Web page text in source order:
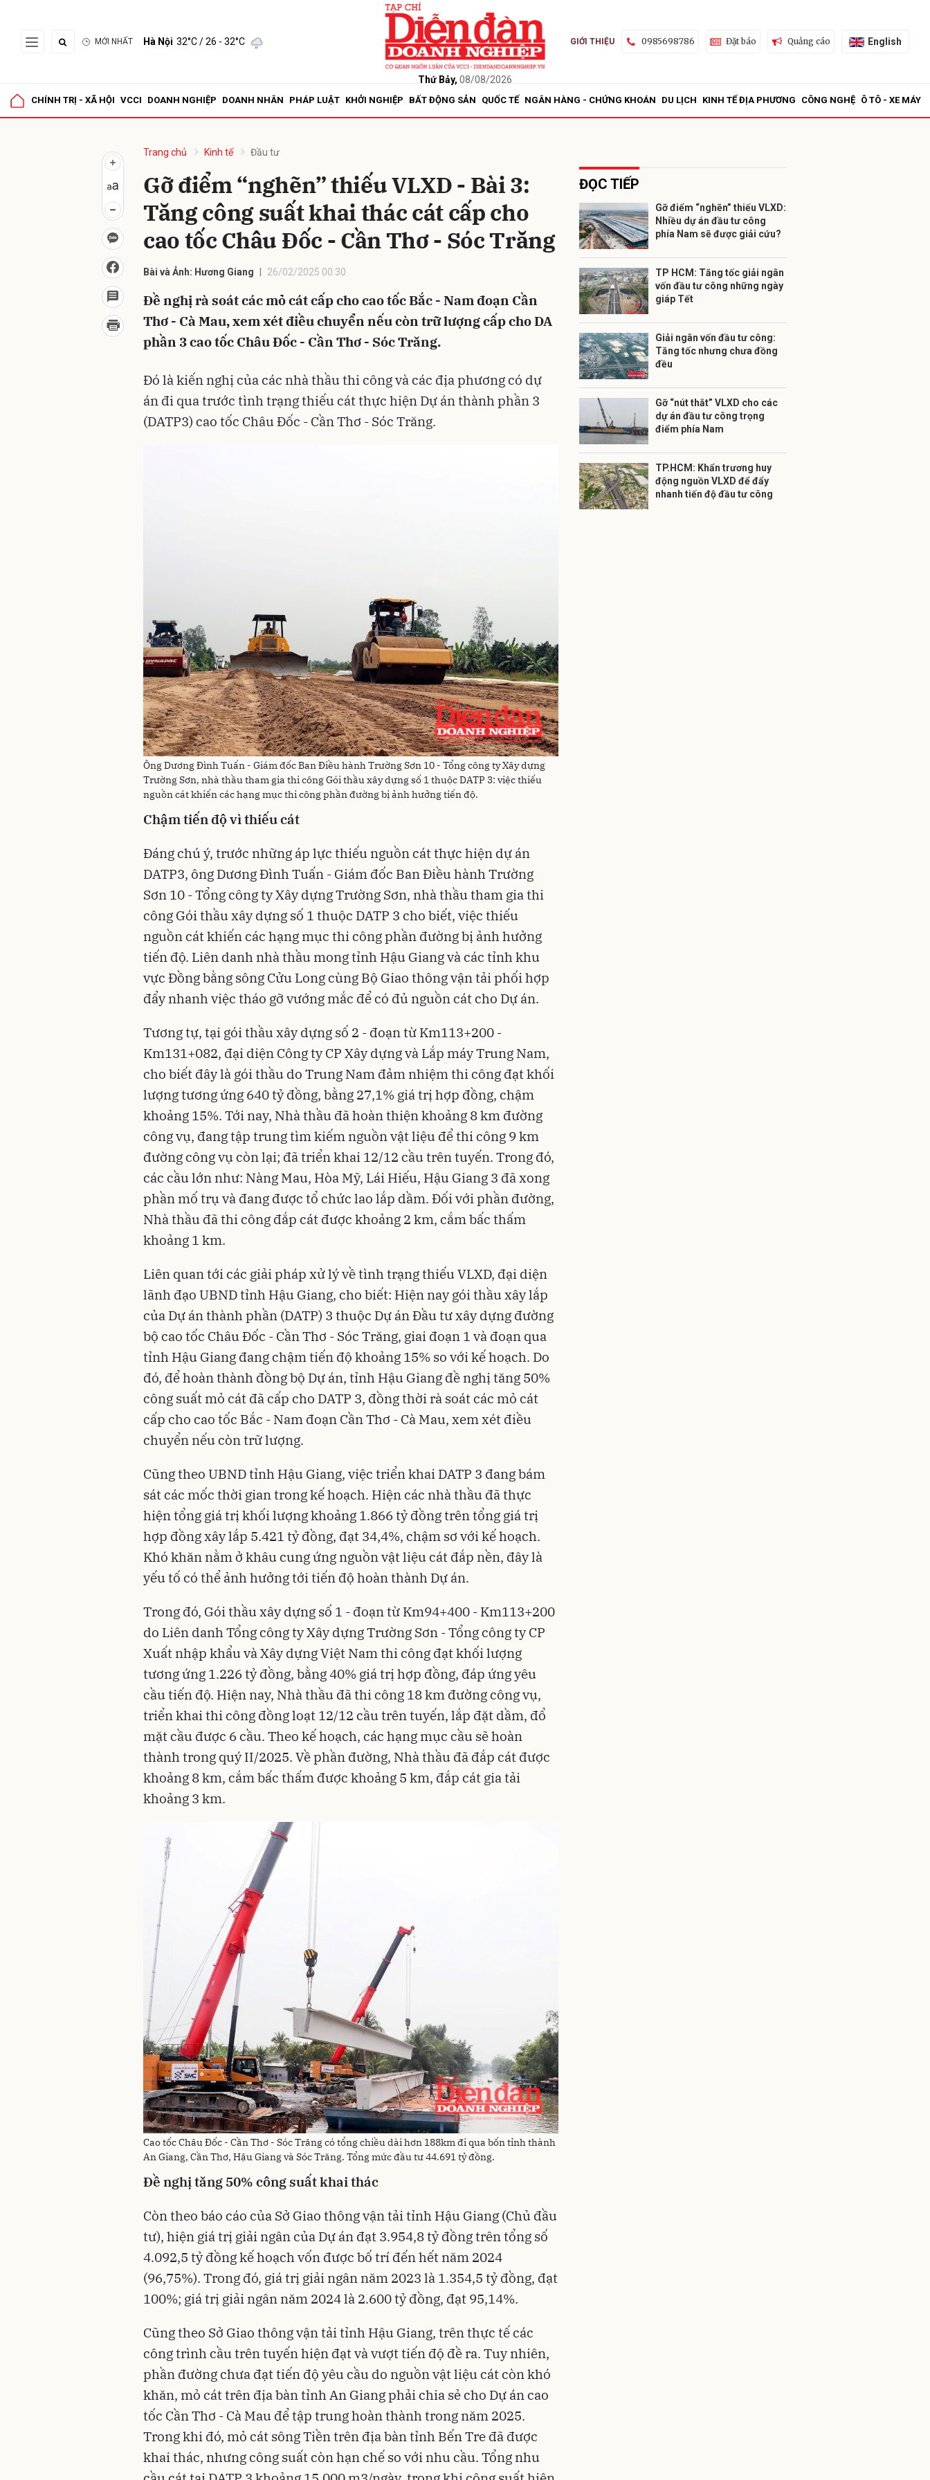
MỚI NHẤT Hà Nội 32°C/ 26 - 32°C
Thứ Bảy, 08/08/2026
GIỚI THIỆU 0985698786 Đặt báo Quảng cáo English
CHÍNH TRỊ - XÃ HỘI VCCI DOANH NGHIỆP DOANH NHÂN PHÁP LUẬT KHỞI NGHIỆP BẤT ĐỘNG SẢN QUỐC TẾ NGÂN HÀNG - CHỨNG KHOÁN DU LỊCH KINH TẾ ĐỊA PHƯƠNG CÔNG NGHỆ Ô TÔ - XE MÁY
Trang chủ Kinh tế Đầu tư
Gỡ điểm “nghẽn” thiếu VLXD - Bài 3:
Tăng công suất khai thác cát cấp cho
cao tốc Châu Đốc - Cần Thơ - Sóc Trăng
Bài và Ảnh: Hương Giang 26/02/2025 00:30
Đề nghị rà soát các mỏ cát cấp cho cao tốc Bắc - Nam đoạn Cần
Thơ - Cà Mau, xem xét điều chuyển nếu còn trữ lượng cấp cho DA
phần 3 cao tốc Châu Đốc - Cần Thơ - Sóc Trăng.
Đó là kiến nghị của các nhà thầu thi công và các địa phương có dự
án đi qua trước tình trạng thiếu cát thực hiện Dự án thành phần 3
(DATP3) cao tốc Châu Đốc - Cần Thơ - Sóc Trăng.
Ông Dương Đình Tuấn - Giám đốc Ban Điều hành Trường Sơn 10 - Tổng công ty Xây dựng
Trường Sơn, nhà thầu tham gia thi công Gói thầu xây dựng số 1 thuộc DATP 3: việc thiếu
nguồn cát khiến các hạng mục thi công phần đường bị ảnh hưởng tiến độ.
Chậm tiến độ vì thiếu cát
Đáng chú ý, trước những áp lực thiếu nguồn cát thực hiện dự án
DATP3, ông Dương Đình Tuấn - Giám đốc Ban Điều hành Trường
Sơn 10 - Tổng công ty Xây dựng Trường Sơn, nhà thầu tham gia thi
công Gói thầu xây dựng số 1 thuộc DATP 3 cho biết, việc thiếu
nguồn cát khiến các hạng mục thi công phần đường bị ảnh hưởng
tiến độ. Liên danh nhà thầu mong tỉnh Hậu Giang và các tỉnh khu
vực Đồng bằng sông Cửu Long cùng Bộ Giao thông vận tải phối hợp
đẩy nhanh việc tháo gỡ vướng mắc để có đủ nguồn cát cho Dự án.
Tương tự, tại gói thầu xây dựng số 2 - đoạn từ Km113+200 -
Km131+082, đại diện Công ty CP Xây dựng và Lắp máy Trung Nam,
cho biết đây là gói thầu do Trung Nam đảm nhiệm thi công đạt khối
lượng tương ứng 640 tỷ đồng, bằng 27,1% giá trị hợp đồng, chậm
khoảng 15%. Tới nay, Nhà thầu đã hoàn thiện khoảng 8 km đường
công vụ, đang tập trung tìm kiếm nguồn vật liệu để thi công 9 km
đường công vụ còn lại; đã triển khai 12/12 cầu trên tuyến. Trong đó,
các cầu lớn như: Nàng Mau, Hòa Mỹ, Lái Hiếu, Hậu Giang 3 đã xong
phần mố trụ và đang được tổ chức lao lắp dầm. Đối với phần đường,
Nhà thầu đã thi công đắp cát được khoảng 2 km, cắm bấc thấm
khoảng 1 km.
Liên quan tới các giải pháp xử lý về tình trạng thiếu VLXD, đại diện
lãnh đạo UBND tỉnh Hậu Giang, cho biết: Hiện nay gói thầu xây lắp
của Dự án thành phần (DATP) 3 thuộc Dự án Đầu tư xây dựng đường
bộ cao tốc Châu Đốc - Cần Thơ - Sóc Trăng, giai đoạn 1 và đoạn qua
tỉnh Hậu Giang đang chậm tiến độ khoảng 15% so với kế hoạch. Do
đó, để hoàn thành đồng bộ Dự án, tỉnh Hậu Giang đề nghị tăng 50%
công suất mỏ cát đã cấp cho DATP 3, đồng thời rà soát các mỏ cát
cấp cho cao tốc Bắc - Nam đoạn Cần Thơ - Cà Mau, xem xét điều
chuyển nếu còn trữ lượng.
Cũng theo UBND tỉnh Hậu Giang, việc triển khai DATP 3 đang bám
sát các mốc thời gian trong kế hoạch. Hiện các nhà thầu đã thực
hiện tổng giá trị khối lượng khoảng 1.866 tỷ đồng trên tổng giá trị
hợp đồng xây lắp 5.421 tỷ đồng, đạt 34,4%, chậm sơ với kế hoạch.
Khó khăn nằm ở khâu cung ứng nguồn vật liệu cát đắp nền, đây là
yếu tố có thể ảnh hưởng tới tiến độ hoàn thành Dự án.
Trong đó, Gói thầu xây dựng số 1 - đoạn từ Km94+400 - Km113+200
do Liên danh Tổng công ty Xây dựng Trường Sơn - Tổng công ty CP
Xuất nhập khẩu và Xây dựng Việt Nam thi công đạt khối lượng
tương ứng 1.226 tỷ đồng, bằng 40% giá trị hợp đồng, đáp ứng yêu
cầu tiến độ. Hiện nay, Nhà thầu đã thi công 18 km đường công vụ,
triển khai thi công đồng loạt 12/12 cầu trên tuyến, lắp đặt dầm, đổ
mặt cầu được 6 cầu. Theo kế hoạch, các hạng mục cầu sẽ hoàn
thành trong quý II/2025. Về phần đường, Nhà thầu đã đắp cát được
khoảng 8 km, cắm bấc thấm được khoảng 5 km, đắp cát gia tải
khoảng 3 km.
Cao tốc Châu Đốc - Cần Thơ - Sóc Trăng có tổng chiều dài hơn 188km đi qua bốn tỉnh thành
An Giang, Cần Thơ, Hậu Giang và Sóc Trăng. Tổng mức đầu tư 44.691 tỷ đồng.
Đề nghị tăng 50% công suất khai thác
Còn theo báo cáo của Sở Giao thông vận tải tỉnh Hậu Giang (Chủ đầu
tư), hiện giá trị giải ngân của Dự án đạt 3.954,8 tỷ đồng trên tổng số
4.092,5 tỷ đồng kế hoạch vốn được bố trí đến hết năm 2024
(96,75%). Trong đó, giá trị giải ngân năm 2023 là 1.354,5 tỷ đồng, đạt
100%; giá trị giải ngân năm 2024 là 2.600 tỷ đồng, đạt 95,14%.
Cũng theo Sở Giao thông vận tải tỉnh Hậu Giang, trên thực tế các
công trình cầu trên tuyến hiện đạt và vượt tiến độ đề ra. Tuy nhiên,
phần đường chưa đạt tiến độ yêu cầu do nguồn vật liệu cát còn khó
khăn, mỏ cát trên địa bàn tỉnh An Giang phải chia sẻ cho Dự án cao
tốc Cần Thơ - Cà Mau để tập trung hoàn thành trong năm 2025.
Trong khi đó, mỏ cát sông Tiền trên địa bàn tỉnh Bến Tre đã được
khai thác, nhưng công suất còn hạn chế so với nhu cầu. Tổng nhu
ĐỌC TIẾP
Gỡ điểm “nghẽn” thiếu VLXD:
Nhiều dự án đầu tư công
phía Nam sẽ được giải cứu?
TP HCM: Tăng tốc giải ngân
vốn đầu tư công những ngày
giáp Tết
Giải ngân vốn đầu tư công:
Tăng tốc nhưng chưa đồng
đều
Gỡ “nút thắt” VLXD cho các
dự án đầu tư công trọng
điểm phía Nam
TP.HCM: Khẩn trương huy
động nguồn VLXD để đẩy
nhanh tiến độ đầu tư công
Gửi